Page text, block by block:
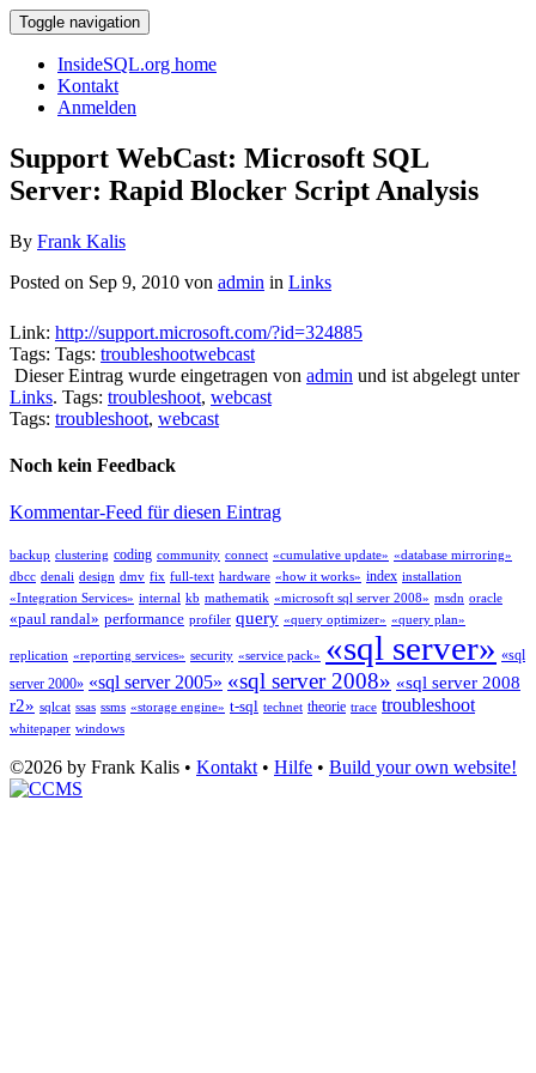
Toggle navigation
InsideSQL.org home
Kontakt
Anmelden
Support WebCast: Microsoft SQL
Server: Rapid Blocker Script Analysis
By Frank Kalis
Posted on Sep 9, 2010 von admin in Links
Link: http://support.microsoft.com/?id=324885
Tags: Tags: troubleshootwebcast
Dieser Eintrag wurde eingetragen von admin und ist abgelegt unter
Links. Tags: troubleshoot, webcast
Tags: troubleshoot, webcast
Noch kein Feedback
Kommentar-Feed für diesen Eintrag
backup clustering coding community connect «cumulative update» «database mirroring»
dbcc denali design dmv fix full-text hardware «how it works» index installation
«Integration Services» internal kb mathematik «microsoft sql server 2008» msdn oracle
«paul randal» performance profiler query «query optimizer» «query plan»
replication «reporting services» security «service pack» «sql server» «sql
server 2000» «sql server 2005» «sql server 2008» «sql server 2008
r2» sqlcat ssas ssms «storage engine» t-sql technet theorie trace troubleshoot
whitepaper windows
©2026 by Frank Kalis • Kontakt • Hilfe • Build your own website!